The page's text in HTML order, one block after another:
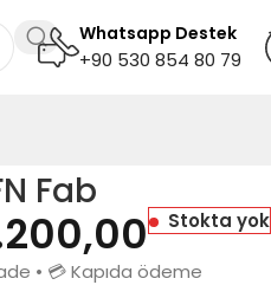
Whatsapp Destek
+90 530 854 80 79
Fab
Stokta yok
• 💳 Kapıda ödeme